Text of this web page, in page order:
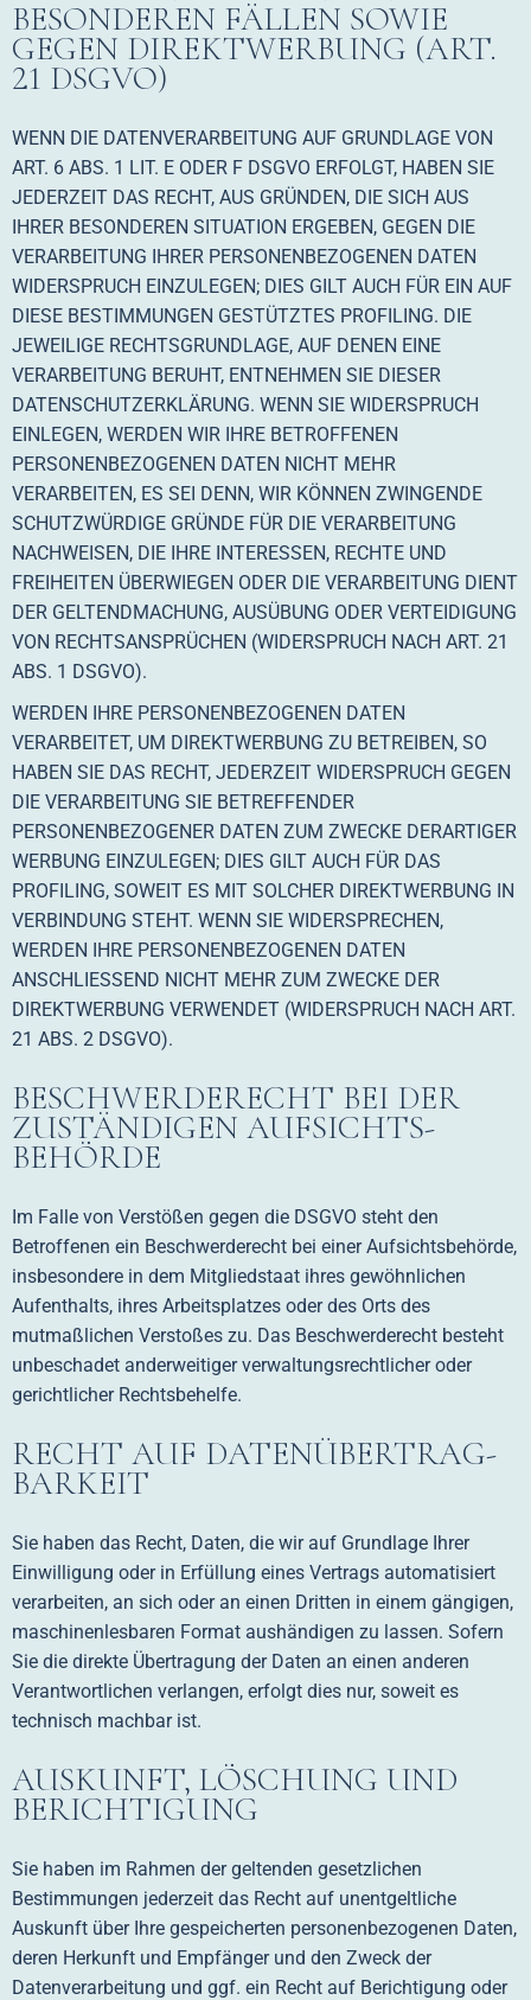
BESONDEREN FÄLLEN SOWIE
GEGEN DIREKTWERBUNG (ART.
21 DSGVO)
WENN DIE DATENVERARBEITUNG AUF GRUNDLAGE VON
ART. 6 ABS. 1 LIT. E ODER F DSGVO ERFOLGT, HABEN SIE
JEDERZEIT DAS RECHT, AUS GRÜNDEN, DIE SICH AUS
IHRER BESONDEREN SITUATION ERGEBEN, GEGEN DIE
VERARBEITUNG IHRER PERSONENBEZOGENEN DATEN
WIDERSPRUCH EINZULEGEN; DIES GILT AUCH FÜR EIN AUF
DIESE BESTIMMUNGEN GESTÜTZTES PROFILING. DIE
JEWEILIGE RECHTSGRUNDLAGE, AUF DENEN EINE
VERARBEITUNG BERUHT, ENTNEHMEN SIE DIESER
DATENSCHUTZERKLÄRUNG. WENN SIE WIDERSPRUCH
EINLEGEN, WERDEN WIR IHRE BETROFFENEN
PERSONENBEZOGENEN DATEN NICHT MEHR
VERARBEITEN, ES SEI DENN, WIR KÖNNEN ZWINGENDE
SCHUTZWÜRDIGE GRÜNDE FÜR DIE VERARBEITUNG
NACHWEISEN, DIE IHRE INTERESSEN, RECHTE UND
FREIHEITEN ÜBERWIEGEN ODER DIE VERARBEITUNG DIENT
DER GELTENDMACHUNG, AUSÜBUNG ODER VERTEIDIGUNG
VON RECHTSANSPRÜCHEN (WIDERSPRUCH NACH ART. 21
ABS. 1 DSGVO).
WERDEN IHRE PERSONENBEZOGENEN DATEN
VERARBEITET, UM DIREKTWERBUNG ZU BETREIBEN, SO
HABEN SIE DAS RECHT, JEDERZEIT WIDERSPRUCH GEGEN
DIE VERARBEITUNG SIE BETREFFENDER
PERSONENBEZOGENER DATEN ZUM ZWECKE DERARTIGER
WERBUNG EINZULEGEN; DIES GILT AUCH FÜR DAS
PROFILING, SOWEIT ES MIT SOLCHER DIREKTWERBUNG IN
VERBINDUNG STEHT. WENN SIE WIDERSPRECHEN,
WERDEN IHRE PERSONENBEZOGENEN DATEN
ANSCHLIESSEND NICHT MEHR ZUM ZWECKE DER
DIREKTWERBUNG VERWENDET (WIDERSPRUCH NACH ART.
21 ABS. 2 DSGVO).
BESCHWERDE­RECHT BEI DER
ZUSTÄNDIGEN AUFSICHTS­
BEHÖRDE
Im Falle von Verstößen gegen die DSGVO steht den
Betroffenen ein Beschwerderecht bei einer Aufsichtsbehörde,
insbesondere in dem Mitgliedstaat ihres gewöhnlichen
Aufenthalts, ihres Arbeitsplatzes oder des Orts des
mutmaßlichen Verstoßes zu. Das Beschwerderecht besteht
unbeschadet anderweitiger verwaltungsrechtlicher oder
gerichtlicher Rechtsbehelfe.
RECHT AUF DATEN­ÜBERTRAG­
BARKEIT
Sie haben das Recht, Daten, die wir auf Grundlage Ihrer
Einwilligung oder in Erfüllung eines Vertrags automatisiert
verarbeiten, an sich oder an einen Dritten in einem gängigen,
maschinenlesbaren Format aushändigen zu lassen. Sofern
Sie die direkte Übertragung der Daten an einen anderen
Verantwortlichen verlangen, erfolgt dies nur, soweit es
technisch machbar ist.
AUSKUNFT, LÖSCHUNG UND
BERICHTIGUNG
Sie haben im Rahmen der geltenden gesetzlichen
Bestimmungen jederzeit das Recht auf unentgeltliche
Auskunft über Ihre gespeicherten personenbezogenen Daten,
deren Herkunft und Empfänger und den Zweck der
Datenverarbeitung und ggf. ein Recht auf Berichtigung oder